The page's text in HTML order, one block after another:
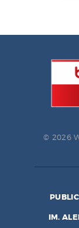
© 2026
IM.